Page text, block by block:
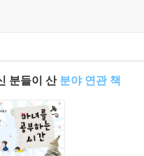
분들이 산 분야 연관 책